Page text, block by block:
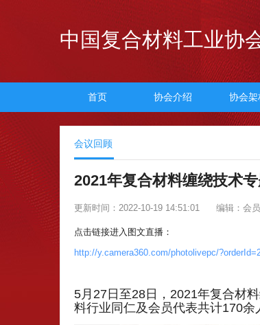
中国复合材料工业协
首页 协会介绍 协会架
会议回顾
2021年复合材料缠绕技术
更新时间：2022-10-19 14:51:01 编辑：会
点击链接进入图文直播：
http://y.camera360.com/photolivepc/
5月27日至28日，2021年复合材
料行业同仁及会员代表共计170余